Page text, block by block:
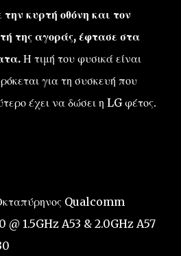
κυρτή οθόνη και τον
της αγοράς, έφτασε στα
Η τιμή του φυσικά είναι
για τη συσκευή που
έχει να δώσει η LG φέτος.
Qualcomm
@ 1.5GHz A53 & 2.0GHz A57